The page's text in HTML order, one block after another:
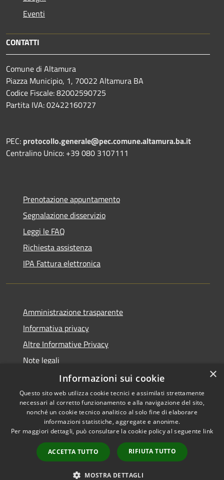
Eventi
CONTATTI
Comune di Altamura
Piazza Municipio, 1, 70022 Altamura BA
Codice Fiscale: 82002590725
Partita IVA: 02422160727
PEC: protocollo.generale@pec.comune.altamura.ba.it
Centralino Unico: +39 080 3107111
Prenotazione appuntamento
Segnalazione disservizio
Leggi le FAQ
Richiesta assistenza
IPA Fattura elettronica
Amministrazione trasparente
Informativa privacy
Altre Informative Privacy
Note legali
Dichiarazione di accessibilità
RSS
Accessibilità
Copyright © 2026 • Comune di
Altamura • Powered by
Municipium•
Accesso
redazione
×
Informazioni sui cookie
Questo sito web utilizza cookie tecnici e assimilati strettamente
necessari al corretto funzionamento e alla navigazione del sito,
nonché un cookie tecnico analitico al solo fine di elaborare
informazioni statistiche, aggregate e anonime.
Per maggiori dettagli, può consultare la cookie policy al seguente link
ACCETTA TUTTO RIFIUTA TUTTO
MOSTRA DETTAGLI